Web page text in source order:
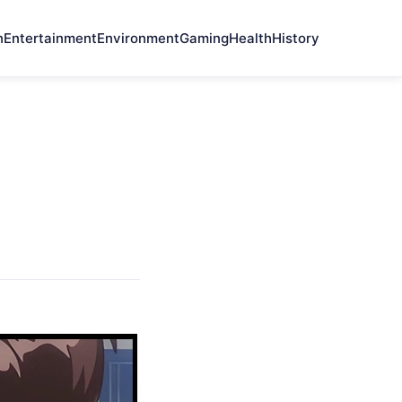
EntertainmentEnvironmentGamingHealthHistory